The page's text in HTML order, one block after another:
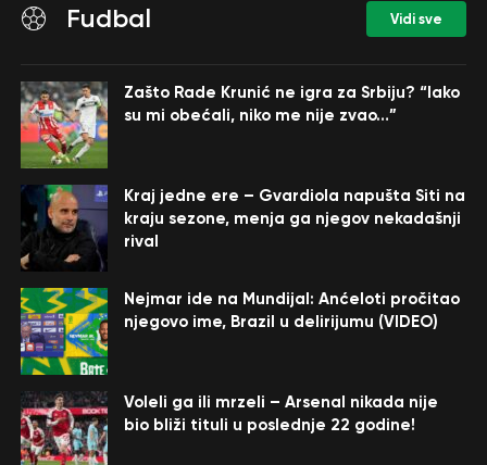
Fudbal Vidi sve
Zašto Rade Krunić ne igra za Srbiju? “Iako
su mi obećali, niko me nije zvao…”
Kraj jedne ere – Gvardiola napušta Siti na
kraju sezone, menja ga njegov nekadašnji
rival
Nejmar ide na Mundijal: Anćeloti pročitao
njegovo ime, Brazil u delirijumu (VIDEO)
Voleli ga ili mrzeli – Arsenal nikada nije
bio bliži tituli u poslednje 22 godine!